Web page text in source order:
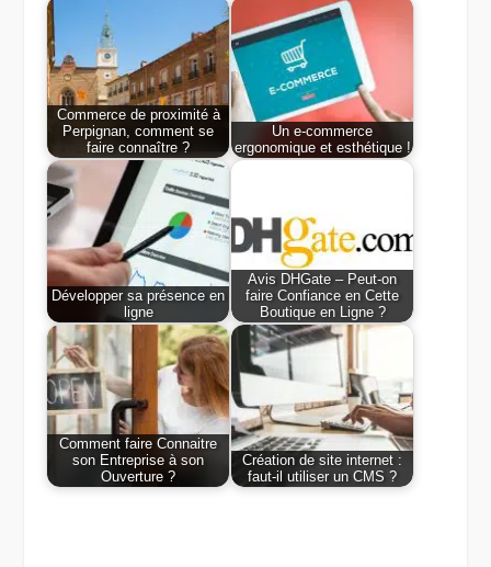
Commerce de proximité à
Perpignan, comment se
faire connaître ?
Un e-commerce
ergonomique et esthétique !
Développer sa présence en
ligne
Avis DHGate – Peut-on
faire Confiance en Cette
Boutique en Ligne ?
Comment faire Connaitre
son Entreprise à son
Ouverture ?
Création de site internet :
faut-il utiliser un CMS ?